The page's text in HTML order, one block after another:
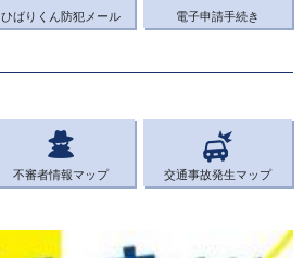
ひばりくん防犯メール 電子申請手続き
不審者情報マップ 交通事故発生マップ